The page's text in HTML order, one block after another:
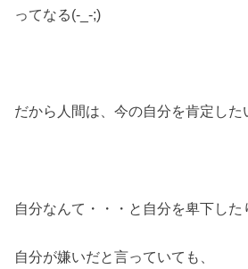
ってなる(-_-;)
だから人間は、今の自分を肯定した
自分なんて・・・と自分を卑下した
自分が嫌いだと言っていても、